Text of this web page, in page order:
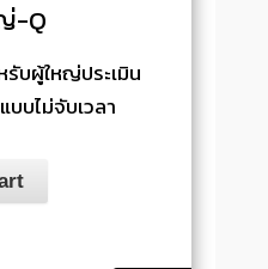
-Q
บผู้ใหญ่ประเมิน
บบไม่จับเวลา